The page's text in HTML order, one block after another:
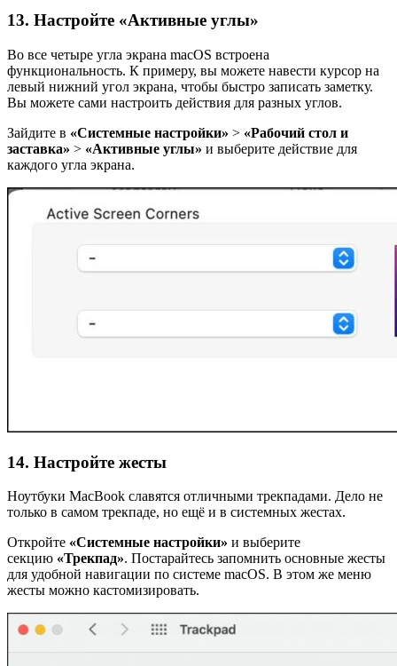
13. Настройте «Активные углы»
Во все четыре угла экрана macOS встроена
функциональность. К примеру, вы можете навести курсор на
левый нижний угол экрана, чтобы быстро записать заметку.
Вы можете сами настроить действия для разных углов.
Зайдите в «Системные настройки» > «Рабочий стол и
заставка» > «Активные углы» и выберите действие для
каждого угла экрана.
14. Настройте жесты
Ноутбуки MacBook славятся отличными трекпадами. Дело не
только в самом трекпаде, но ещё и в системных жестах.
Откройте «Системные настройки» и выберите
секцию «Трекпад». Постарайтесь запомнить основные жесты
для удобной навигации по системе macOS. В этом же меню
жесты можно кастомизировать.